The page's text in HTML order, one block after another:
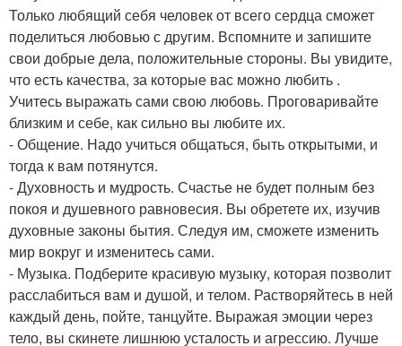
Только любящий себя человек от всего сердца сможет
поделиться любовью с другим. Вспомните и запишите
свои добрые дела, положительные стороны. Вы увидите,
что есть качества, за которые вас можно любить .
Учитесь выражать сами свою любовь. Проговаривайте
близким и себе, как сильно вы любите их.
- Общение. Надо учиться общаться, быть открытыми, и
тогда к вам потянутся.
- Духовность и мудрость. Счастье не будет полным без
покоя и душевного равновесия. Вы обретете их, изучив
духовные законы бытия. Следуя им, сможете изменить
мир вокруг и изменитесь сами.
- Музыка. Подберите красивую музыку, которая позволит
расслабиться вам и душой, и телом. Растворяйтесь в ней
каждый день, пойте, танцуйте. Выражая эмоции через
тело, вы скинете лишнюю усталость и агрессию. Лучше